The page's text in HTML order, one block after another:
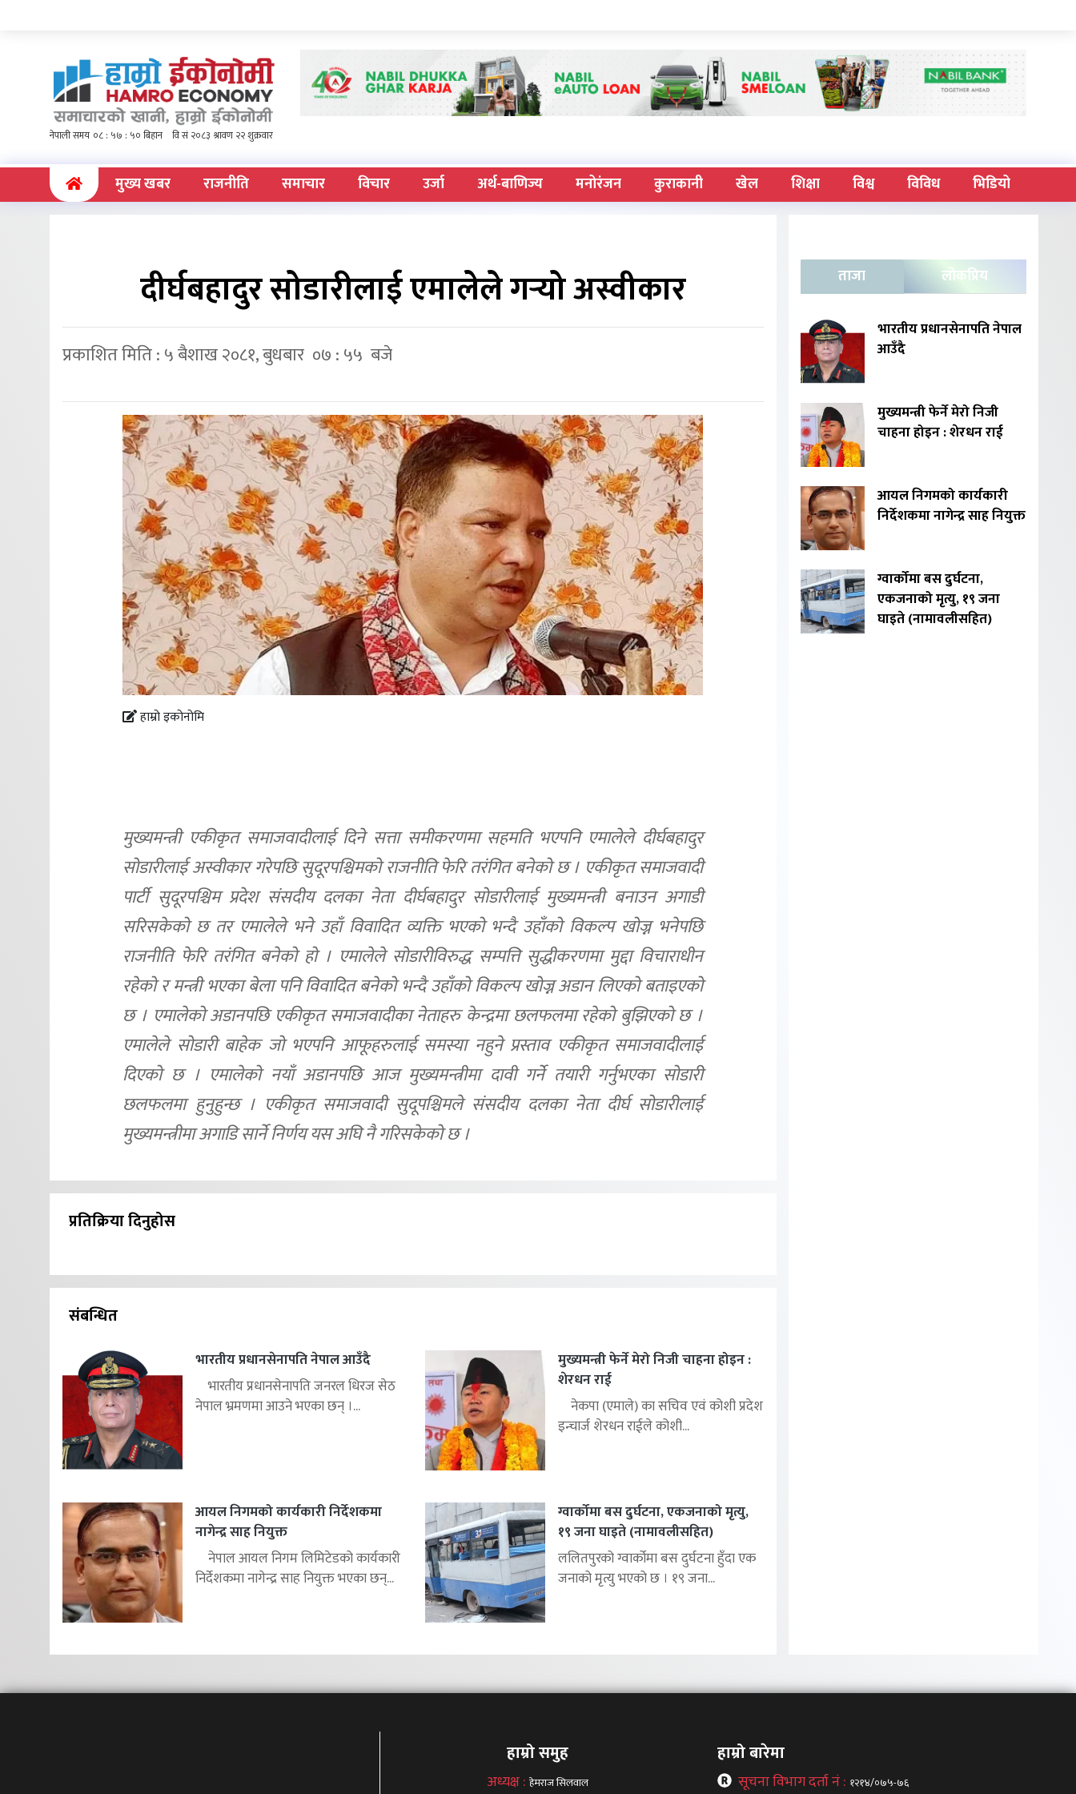
(current)मुख्य खबर राजनीति समाचार विचार उर्जा अर्थ-बाणिज्य मनोरंजन कुराकानी खेल शिक्षा विश्व विविध भिडियो
दीर्घबहादुर सोडारीलाई एमालेले गर्‍यो अस्वीकार
प्रकाशित मिति : ५ बैशाख २०८१, बुधबार ०७ : ५५ बजे
हाम्रो इकोनोमि
मुख्यमन्त्री एकीकृत समाजवादीलाई दिने सत्ता समीकरणमा सहमति भएपनि एमालेले दीर्घबहादुर
सोडारीलाई अस्वीकार गरेपछि सुदूरपश्चिमको राजनीति फेरि तरंगित बनेको छ । एकीकृत समाजवादी
पार्टी सुदूरपश्चिम प्रदेश संसदीय दलका नेता दीर्घबहादुर सोडारीलाई मुख्यमन्त्री बनाउन अगाडी
सरिसकेको छ तर एमालेले भने उहाँ विवादित व्यक्ति भएको भन्दै उहाँको विकल्प खोज्न भनेपछि
राजनीति फेरि तरंगित बनेको हो । एमालेले सोडारीविरुद्ध सम्पत्ति सुद्धीकरणमा मुद्दा विचाराधीन
रहेको र मन्त्री भएका बेला पनि विवादित बनेको भन्दै उहाँको विकल्प खोज्न अडान लिएको बताइएको
छ । एमालेको अडानपछि एकीकृत समाजवादीका नेताहरु केन्द्रमा छलफलमा रहेको बुझिएको छ ।
एमालेले सोडारी बाहेक जो भएपनि आफूहरुलाई समस्या नहुने प्रस्ताव एकीकृत समाजवादीलाई
दिएको छ । एमालेको नयाँ अडानपछि आज मुख्यमन्त्रीमा दावी गर्ने तयारी गर्नुभएका सोडारी
छलफलमा हुनुहुन्छ । एकीकृत समाजवादी सुदूपश्चिमले संसदीय दलका नेता दीर्घ सोडारीलाई
मुख्यमन्त्रीमा अगाडि सार्ने निर्णय यस अघि नै गरिसकेको छ ।
प्रतिक्रिया दिनुहोस
संबन्धित
भारतीय प्रधानसेनापति नेपाल आउँदै
भारतीय प्रधानसेनापति जनरल धिरज सेठ
नेपाल भ्रमणमा आउने भएका छन् ।...
मुख्यमन्त्री फेर्ने मेरो निजी चाहना होइन :
शेरधन राई
नेकपा (एमाले) का सचिव एवं कोशी प्रदेश
इन्चार्ज शेरधन राईले कोशी...
आयल निगमको कार्यकारी निर्देशकमा
नागेन्द्र साह नियुक्त
नेपाल आयल निगम लिमिटेडको कार्यकारी
निर्देशकमा नागेन्द्र साह नियुक्त भएका छन्...
ग्वार्कोमा बस दुर्घटना, एकजनाको मृत्यु,
१९ जना घाइते (नामावलीसहित)
ललितपुरको ग्वार्कोमा बस दुर्घटना हुँदा एक
जनाको मृत्यु भएको छ । १९ जना...
ताजा लोकप्रिय
भारतीय प्रधानसेनापति नेपाल
आउँदै
मुख्यमन्त्री फेर्ने मेरो निजी
चाहना होइन : शेरधन राई
आयल निगमको कार्यकारी
निर्देशकमा नागेन्द्र साह नियुक्त
ग्वार्कोमा बस दुर्घटना,
एकजनाको मृत्यु, १९ जना
घाइते (नामावलीसहित)
हाम्रो समुह
अध्यक्ष :हेमराज सिलवाल
हाम्रो बारेमा
सूचना विभाग दर्ता नं : १२१४/०७५-७६